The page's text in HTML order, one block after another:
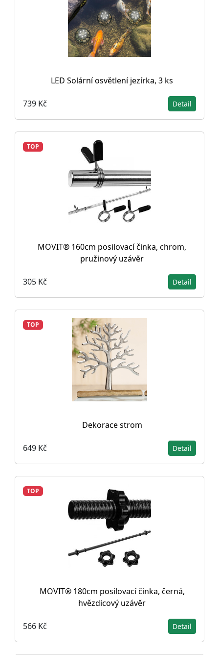
LED Solární osvětlení jezírka, 3 ks
739 Kč Detail
TOP
MOVIT® 160cm posilovací činka, chrom,
pružinový uzávěr
305 Kč Detail
TOP
Dekorace strom
649 Kč Detail
TOP
MOVIT® 180cm posilovací činka, černá,
hvězdicový uzávěr
566 Kč Detail